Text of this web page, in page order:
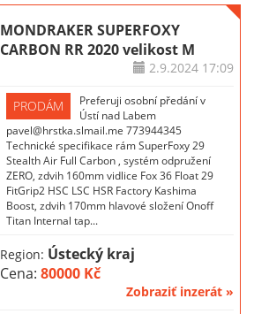
MONDRAKER SUPERFOXY
CARBON RR 2020 velikost M
2.9.202417:09
PRODÁM
Preferuji osobní předání v
Ústí nad Labem
pavel@hrstka.slmail.me 773944345
Technické specifikace rám SuperFoxy 29
Stealth Air Full Carbon , systém odpružení
ZERO, zdvih 160mm vidlice Fox 36 Float 29
FitGrip2 HSC LSC HSR Factory Kashima
Boost, zdvih 170mm hlavové složení Onoff
Titan Internal tap...
Region: Ústecký kraj
Cena:80000 Kč
Zobraziť inzerát »